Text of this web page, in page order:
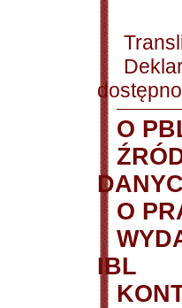
O
O
IBL